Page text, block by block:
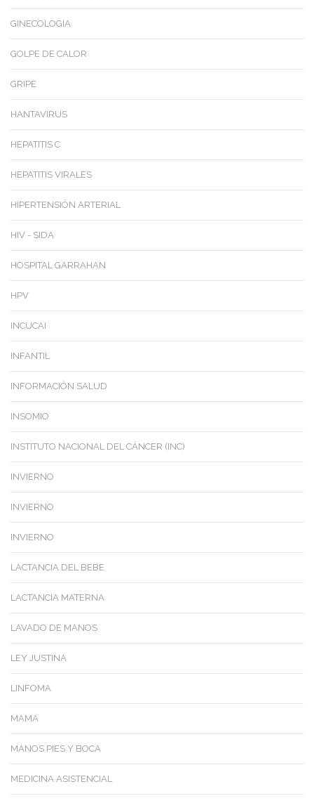
GINECOLOGIA
GOLPE DE CALOR
GRIPE
HANTAVIRUS
HEPATITIS C
HEPATITIS VIRALES
HIPERTENSIÓN ARTERIAL
HIV - SIDA
HOSPITAL GARRAHAN
HPV
INCUCAI
INFANTIL
INFORMACIÓN SALUD
INSOMIO
INSTITUTO NACIONAL DEL CÁNCER (INC)
INVIERNO
INVIERNO
INVIERNO
LACTANCIA DEL BEBE
LACTANCIA MATERNA
LAVADO DE MANOS
LEY JUSTINA
LINFOMA
MAMA
MANOS PIES Y BOCA
MEDICINA ASISTENCIAL